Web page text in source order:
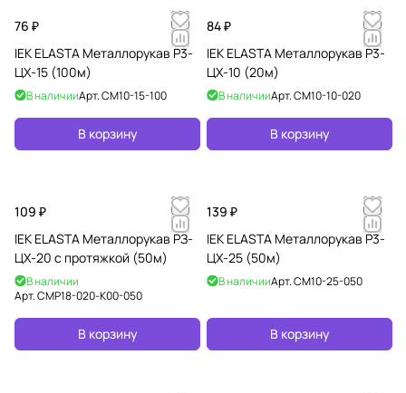
76 ₽
IEK ELASTA Металлорукав Р3-
ЦХ-15 (100м)
В наличииАрт.CM10-15-100
В корзину
84 ₽
IEK ELASTA Металлорукав Р3-
ЦХ-10 (20м)
В наличииАрт.CM10-10-020
В корзину
109 ₽
IEK ELASTA Металлорукав РЗ-
ЦХ-20 с протяжкой (50м)
В наличии
Арт.CMP18-020-K00-050
В корзину
139 ₽
IEK ELASTA Металлорукав Р3-
ЦХ-25 (50м)
В наличииАрт.CM10-25-050
В корзину